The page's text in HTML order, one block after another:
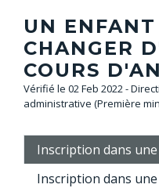
UN
CHANGER
COURS
Vérifié le 02 Feb 2022 -
administrative (Première
Inscription dans
Inscription dans